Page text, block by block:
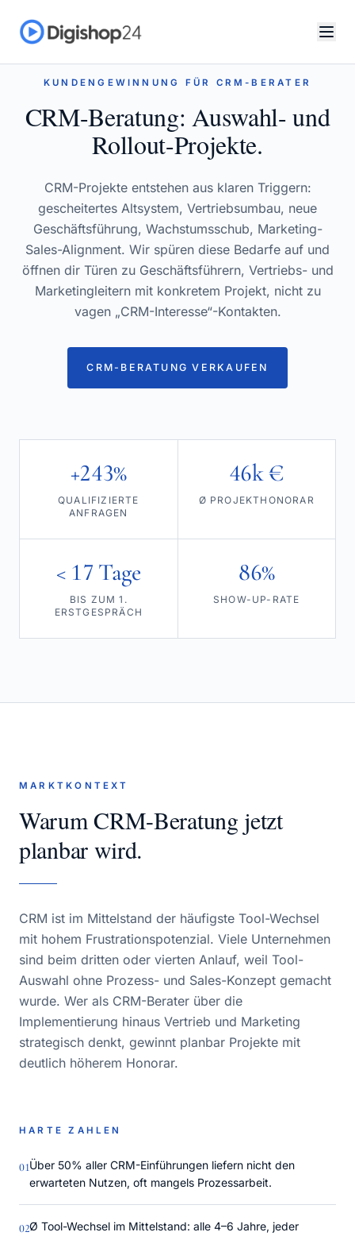
KUNDENGEWINNUNG FÜR CRM-BERATER
CRM-Beratung: Auswahl- und
Rollout-Projekte.
CRM-Projekte entstehen aus klaren Triggern:
gescheitertes Altsystem, Vertriebsumbau, neue
Geschäftsführung, Wachstumsschub, Marketing-
Sales-Alignment. Wir spüren diese Bedarfe auf und
öffnen dir Türen zu Geschäftsführern, Vertriebs- und
Marketingleitern mit konkretem Projekt, nicht zu
vagen „CRM-Interesse“-Kontakten.
CRM-BERATUNG VERKAUFEN
+243%
QUALIFIZIERTE
ANFRAGEN
46k €
Ø PROJEKTHONORAR
< 17 Tage
BIS ZUM 1.
ERSTGESPRÄCH
86%
SHOW-UP-RATE
MARKTKONTEXT
WarumCRM-Beratung jetzt
planbar wird.
CRM ist im Mittelstand der häufigste Tool-Wechsel
mit hohem Frustrationspotenzial. Viele Unternehmen
sind beim dritten oder vierten Anlauf, weil Tool-
Auswahl ohne Prozess- und Sales-Konzept gemacht
wurde. Wer als CRM-Berater über die
Implementierung hinaus Vertrieb und Marketing
strategisch denkt, gewinnt planbar Projekte mit
deutlich höherem Honorar.
HARTE ZAHLEN
01Über 50% aller CRM-Einführungen liefern nicht den
erwarteten Nutzen, oft mangels Prozessarbeit.
02Ø Tool-Wechsel im Mittelstand: alle 4–6 Jahre, jeder